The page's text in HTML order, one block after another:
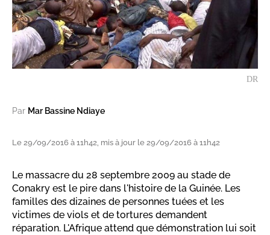
DR
Par Mar Bassine Ndiaye
Le 29/09/2016 à 11h42, mis à jour le 29/09/2016 à 11h42
Le massacre du 28 septembre 2009 au stade de
Conakry est le pire dans l'histoire de la Guinée. Les
familles des dizaines de personnes tuées et les
victimes de viols et de tortures demandent
réparation. L'Afrique attend que démonstration lui soit